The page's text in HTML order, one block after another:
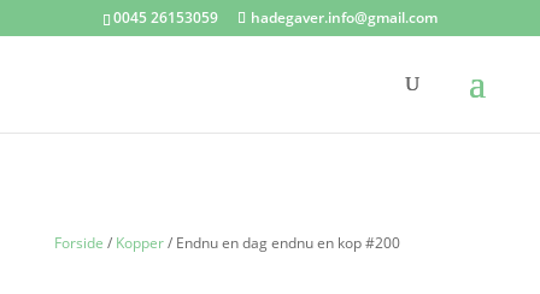
0045 26153059 hadegaver.info@gmail.com
Forside / Kopper/ Endnu en dag endnu en kop #200